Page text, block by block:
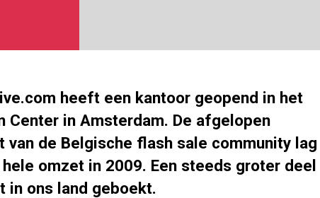
heeft een kantoor geopend in het
Center in Amsterdam. De afgelopen
van de Belgische flash sale community lag
omzet in 2009. Een steeds groter deel
in ons land geboekt.